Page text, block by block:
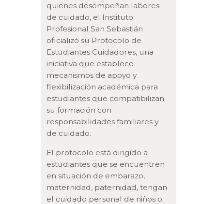
quienes desempeñan labores
de cuidado, el Instituto
Profesional San Sebastián
oficializó su Protocolo de
Estudiantes Cuidadores, una
iniciativa que establece
mecanismos de apoyo y
flexibilización académica para
estudiantes que compatibilizan
su formación con
responsabilidades familiares y
de cuidado.
El protocolo está dirigido a
estudiantes que se encuentren
en situación de embarazo,
maternidad, paternidad, tengan
el cuidado personal de niños o